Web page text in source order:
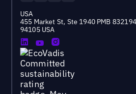
USA
455 Market St, Ste 1940 PMB
94105 USA